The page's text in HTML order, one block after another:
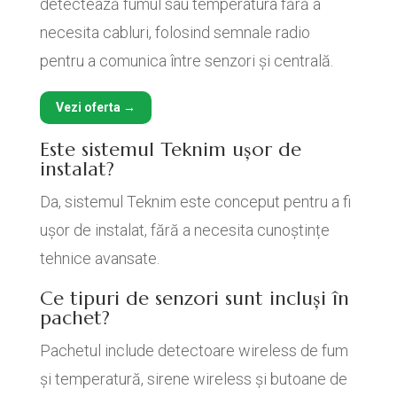
detectează fumul sau temperatura fără a
necesita cabluri, folosind semnale radio
pentru a comunica între senzori și centrală.
Vezi oferta →
Este sistemul Teknim ușor de
instalat?
Da, sistemul Teknim este conceput pentru a fi
ușor de instalat, fără a necesita cunoștințe
tehnice avansate.
Ce tipuri de senzori sunt incluși în
pachet?
Pachetul include detectoare wireless de fum
și temperatură, sirene wireless și butoane de